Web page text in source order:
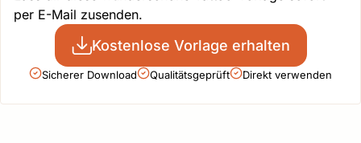
per E-Mail zusenden.
Kostenlose Vorlage erhalten
Sicherer Download Qualitätsgeprüft Direkt verwenden